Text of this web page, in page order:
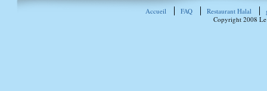
Accueil FAQ Restaurant Halal
Copyright 2008